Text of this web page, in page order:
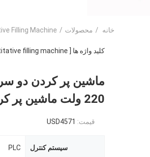
خانه / محصولات /
Filling Machine
کلید واژه ها [ quantitative filling machine ] همخوانی داشتن
ماشین پر کردن دو
220 ولت ماشین پر کردن کمی
قیمت: USD4571
سیستم کنترل PLC